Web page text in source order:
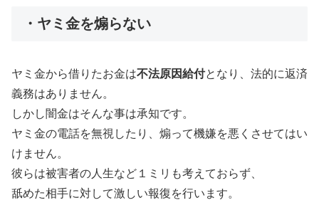
・ヤミ金を煽らない
ヤミ金から借りたお金は不法原因給付となり、法的に返済
義務はありません。
しかし闇金はそんな事は承知です。
ヤミ金の電話を無視したり、煽って機嫌を悪くさせてはい
けません。
彼らは被害者の人生など１ミリも考えておらず、
舐めた相手に対して激しい報復を行います。